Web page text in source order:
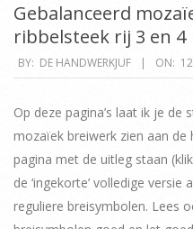
Gebalanceerd
ribbelsteek rij 3 en 4
2019-
02-
12
BY: DE HANDWERKJUF ON:
Op deze pagina’s laat ik je de
mozaïek breiwerk zien aan
pagina met de uitleg staan
de ‘ingekorte’ volledige
reguliere breisymbolen. Lees